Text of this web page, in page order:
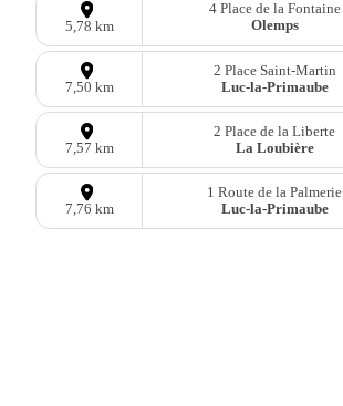
5,78 km
4 Place de la Fontaine
Olemps
7,50 km
2 Place Saint-Martin
Luc-la-Primaube
7,57 km
2 Place de la Liberte
La Loubière
7,76 km
1 Route de la Palmerie
Luc-la-Primaube